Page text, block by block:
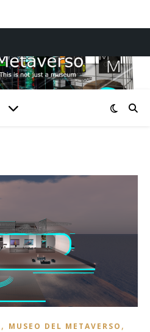
, MUSEO DEL METAVERSO ,